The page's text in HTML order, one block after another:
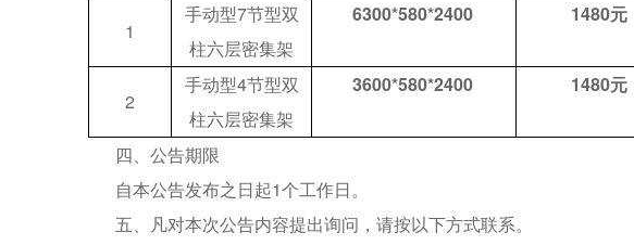
1
手动型7节型双
柱六层密集架
6300*580*2400 1480元
2
手动型4节型双
柱六层密集架
3600*580*2400 1480元
四、公告期限
自本公告发布之日起1个工作日。
五、凡对本次公告内容提出询问，请按以下方式联系。